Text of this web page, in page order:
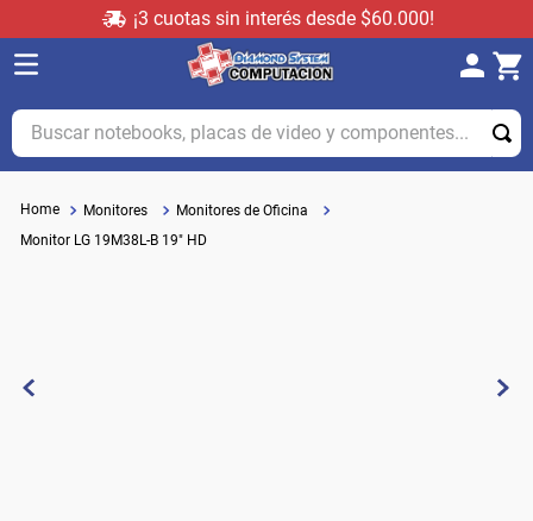
¡3 cuotas sin interés desde $60.000!
Buscar notebooks, placas de video y componentes...
Monitores
Monitores de Oficina
Monitor LG 19M38L-B 19" HD